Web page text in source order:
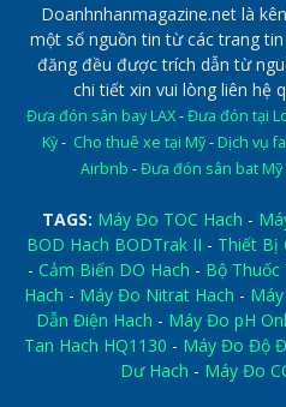
Doanhnhanmagazine.net là
một số nguồn tin từ các trang
đăng đều được trích dẫn từ
chi tiết xin vui lòng liên hệ
Đưa đón sân bay LAX-Đưa đón tại
Kỳ- Cho thuê xe tại Mỹ- Dịch vụ
Airbnb -Đưa đón sân bat Mỹ
TAGS: Máy Đo TOC Hach -
BOD Hach BODTrak II - Thiết Bị
- Cảm Biến DO Hach - Bộ Thuốc
Hach - Máy Đo Nitrat Hach -
Dẫn Điện Hach - Máy Đo pH
Tan Hach HQ1130 - Máy Đo Độ
Dư Hach - Máy Đo